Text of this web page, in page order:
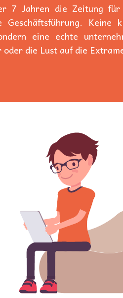
7 Jahren die Zeitung
Keine
eine echte
die Lust auf die